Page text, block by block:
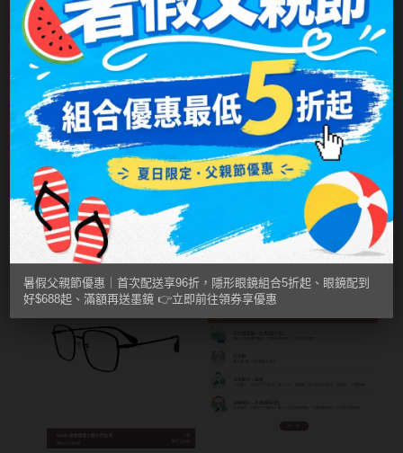
以為您服務。可透過首頁，點擊”門市搜索”找尋適合的服
務門市。供全天候、全狀態使用(無論是開車看得遠，或
是近距閱讀、使用電腦，都靠這一副鏡片)
我要驗光-多焦：當您不知道您目前的雙眼度數(近視、遠
視)，或不清楚其他的雙眼數據(如散光、老花等)，可以選
擇本選項。愛戴提供實體門市驗光，全省超過70家門市可
以為您服務。可透過首頁，點擊”門市搜索”找尋適合的服
務門市。鏡片上方為遠用度數，中間逐漸變焦，下方為近
用度數
暑假父親節優惠｜首次配送享96折，隱形眼鏡組合5折起、眼鏡配到
好$688起、滿額再送墨鏡 👉立即前往領券享優惠